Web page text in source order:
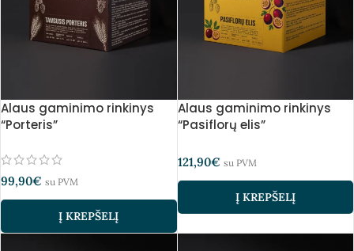
Alaus gaminimo rinkinys
“Porteris”
99,90€ su PVM
Į KREPŠELĮ
Alaus gaminimo rinkinys
“Pasiflorų elis”
121,90€ su PVM
Į KREPŠELĮ